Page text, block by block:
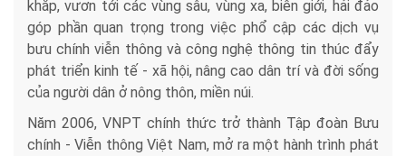
khắp, vươn tới các vùng sâu, vùng xa, biên giới, hải đảo
góp phần quan trọng trong việc phổ cập các dịch vụ
bưu chính viễn thông và công nghệ thông tin thúc đẩy
phát triển kinh tế - xã hội, nâng cao dân trí và đời sống
của người dân ở nông thôn, miền núi.
Năm 2006, VNPT chính thức trở thành Tập đoàn Bưu
chính - Viễn thông Việt Nam, mở ra một hành trình phát